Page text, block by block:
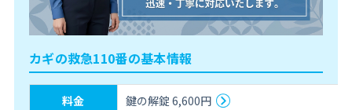
カギの救急110番の基本情報
料金 鍵の解錠 6,600円